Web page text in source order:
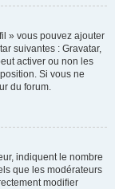
» vous pouvez ajouter
suivantes : Gravatar,
activer ou non les
Si vous ne
du forum.
indiquent le nombre
que les modérateurs
modifier